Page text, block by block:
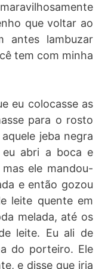
que voltar ao
antes lambuzar
tem com minha
eu colocasse as
para o rosto
jeba negra
eu abri a boca e
ele mandou-
e então gozou
leite quente em
melada, até os
leite. Eu ali de
do porteiro. Ele
e disse que iria